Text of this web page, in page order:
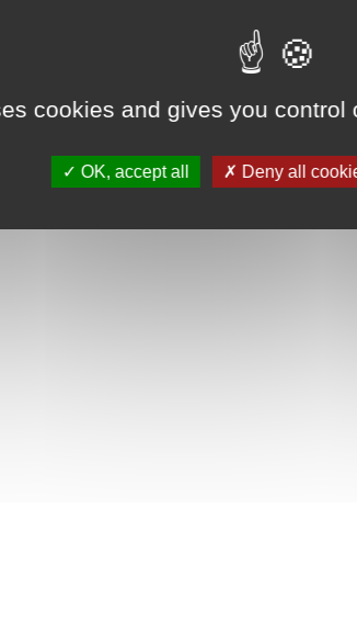
cookies and gives you control
OK, accept all Deny all